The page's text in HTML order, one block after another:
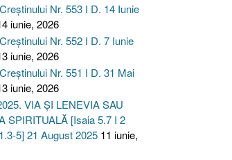
Nr. 553 I D. 14 Iunie
iunie, 2026
Nr. 552 I D. 7 Iunie
iunie, 2026
Nr. 551 I D. 31 Mai
iunie, 2026
VIA ȘI LENEVIA SAU
SPIRITUALĂ [Isaia 5.7 I 2
5] 21 August 2025 11 iunie,